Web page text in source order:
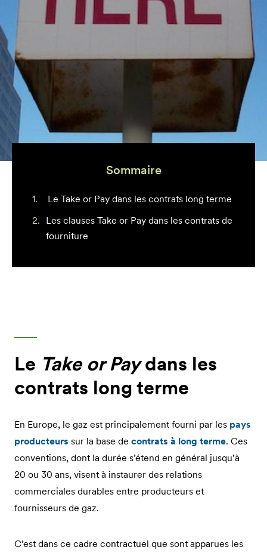
Sommaire
Le Take or Pay dans les contrats long terme
Les clauses Take or Pay dans les contrats de
fourniture
Le Take or Paydans les
contrats long terme
En Europe, le gaz est principalement fourni par les pays
producteurs sur la base de contrats à long terme. Ces
conventions, dont la durée s’étend en général jusqu’à
20 ou 30 ans, visent à instaurer des relations
commerciales durables entre producteurs et
fournisseurs de gaz.
C’est dans ce cadre contractuel que sont apparues les